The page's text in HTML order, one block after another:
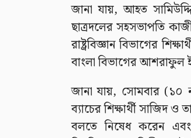
জানা যায়, আহত
ছাত্রদলের সহসভাপতি
রাষ্ট্রবিজ্ঞান বিভাগের
বাংলা বিভাগের আশরাফুল
জানা যায়, সোমবার (১০
ব্যাচের শিক্ষার্থী সাজিদ ও
বলতে নিষেধ করেন